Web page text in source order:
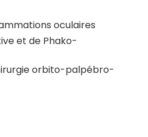
oculaires
et de Phako-
orbito-palpébro-